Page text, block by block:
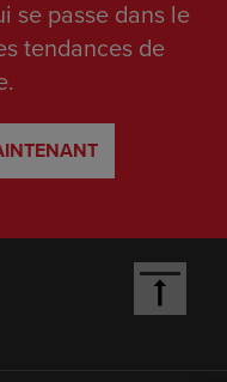
se passe dans le
tendances de